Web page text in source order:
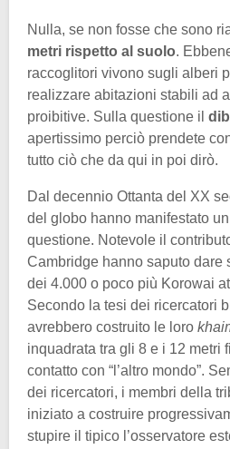
Nulla, se non fosse che sono
metri rispetto al suolo.
raccoglitori vivono sugli alberi
realizzare abitazioni stabili ad
proibitive. Sulla questione il
apertissimo perciò prendete
tutto ciò che da qui in poi dirò.
Dal decennio Ottanta del XX
del globo hanno manifestato
questione. Notevole il
Cambridge hanno saputo dare
dei 4.000 o poco più Korowai
Secondo la tesi dei ricercatori
avrebbero costruito le loro
inquadrata tra gli 8 e i 12 metri
contatto con “l’altro mondo”.
dei ricercatori, i membri della
iniziato a costruire
stupire il tipico l’osservatore